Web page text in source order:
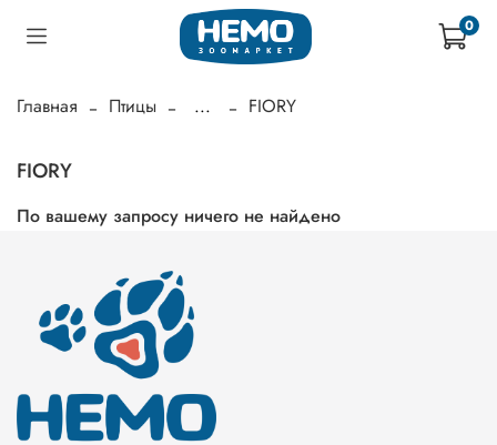
0
Главная Птицы ... FIORY
FIORY
По вашему запросу ничего не найдено